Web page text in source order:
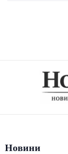
Новини